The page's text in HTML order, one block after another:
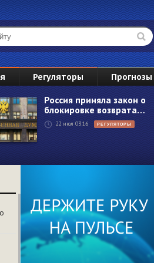
9
23
30
Регуляторы Прогнозы
Россия приняла закон о
блокировке возврата…
22 июл 03:16 РЕГУЛЯТОРЫ